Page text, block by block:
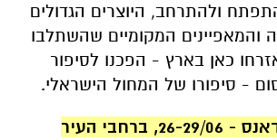
ולהתרחב, היוצרים הגדולים
והמאפיינים המקומיים שהשתלבו
כאן בארץ - הפכנו לסיפור
- סיפורו של המחול הישראלי.
-
26-29/06, ברחבי העיר